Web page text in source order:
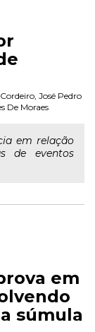
José Pedro
De Moraes
em relação
de eventos
em
súmula